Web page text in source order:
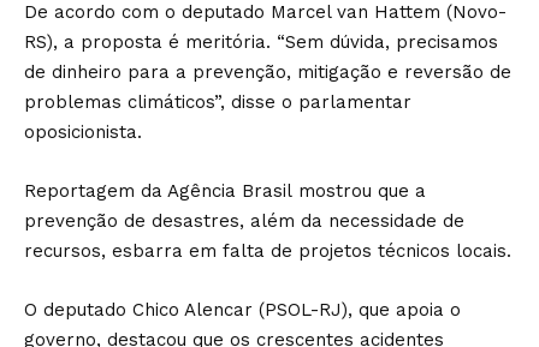
De acordo com o deputado Marcel van Hattem (Novo-
RS), a proposta é meritória. “Sem dúvida, precisamos
de dinheiro para a prevenção, mitigação e reversão de
problemas climáticos”, disse o parlamentar
oposicionista.
Reportagem da Agência Brasil mostrou que a
prevenção de desastres, além da necessidade de
recursos, esbarra em falta de projetos técnicos locais.
O deputado Chico Alencar (PSOL-RJ), que apoia o
governo, destacou que os crescentes acidentes